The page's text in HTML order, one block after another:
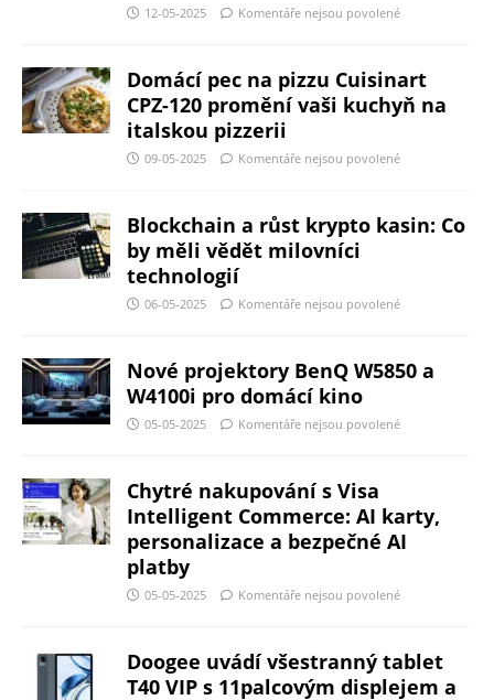
12-05-2025 Komentáře nejsou povolené
Domácí pec na pizzu Cuisinart
CPZ-120 promění vaši kuchyň na
italskou pizzerii
09-05-2025 Komentáře nejsou povolené
Blockchain a růst krypto kasin: Co
by měli vědět milovníci
technologií
06-05-2025 Komentáře nejsou povolené
Nové projektory BenQ W5850 a
W4100i pro domácí kino
05-05-2025 Komentáře nejsou povolené
Chytré nakupování s Visa
Intelligent Commerce: AI karty,
personalizace a bezpečné AI
platby
05-05-2025 Komentáře nejsou povolené
Doogee uvádí všestranný tablet
T40 VIP s 11palcovým displejem a